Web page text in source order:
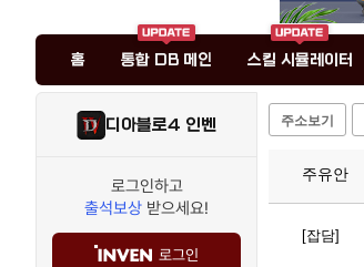
홈 통합 DB 메인 스킬 시뮬레이터
디아블로4 인벤
로그인하고
출석보상 받으세요!
로그인
주소보기
주유안
[잡담]